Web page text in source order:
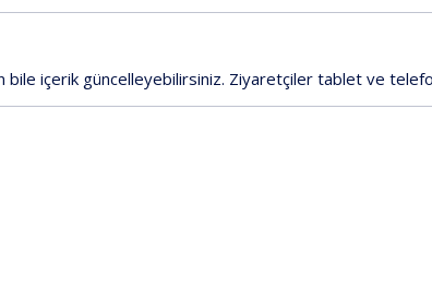
bile içerik güncelleyebilirsiniz. Ziyaretçiler tablet ve